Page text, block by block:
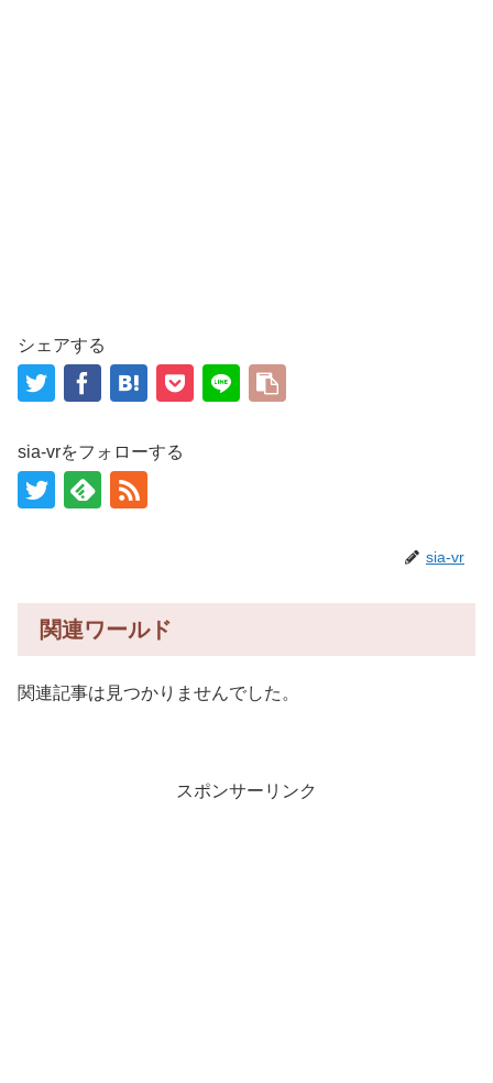
シェアする
sia-vrをフォローする
sia-vr
関連ワールド
関連記事は見つかりませんでした。
スポンサーリンク